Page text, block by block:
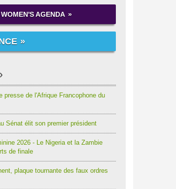
AGENDA
presse de l'Afrique Francophone du
Sénat élit son premier président
2026 - Le Nigeria et la Zambie
de finale
plaque tournante des faux ordres